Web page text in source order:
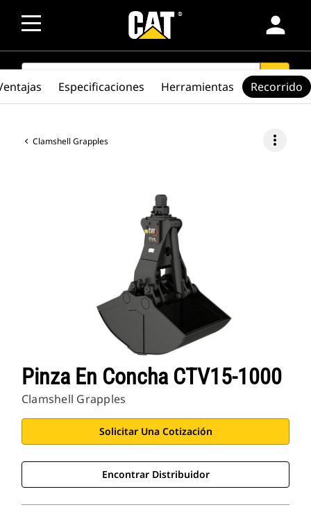
person
SEARCH search
Clamshell Grapples more_vert
Pinza En Concha CTV15-1000
Clamshell Grapples
Solicitar Una Cotización
Encontrar Distribuidor
Especificaciones Herramientas Recorrido